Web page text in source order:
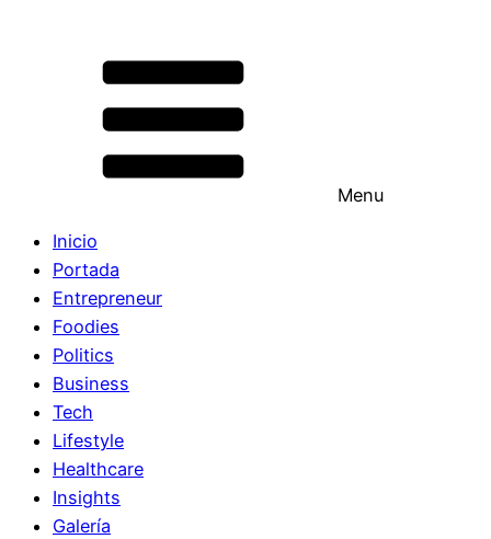
Menu
Inicio
Portada
Entrepreneur
Foodies
Politics
Business
Tech
Lifestyle
Healthcare
Insights
Galería